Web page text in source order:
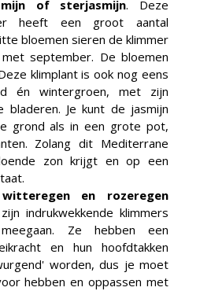
of sterjasmijn. Deze
heeft een groot aantal
bloemen sieren de klimmer
september. De bloemen
klimplant is ook nog eens
én wintergroen, met zijn
bladeren. Je kunt de jasmijn
grond als in een grote pot,
Zolang dit Mediterrane
zon krijgt en op een
witteregen en rozeregen
indrukwekkende klimmers
Ze hebben een
en hun hoofdtakken
worden, dus je moet
hebben en oppassen met